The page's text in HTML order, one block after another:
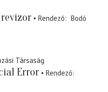
Rendező
Bodó
Társaság
Error
Rendező